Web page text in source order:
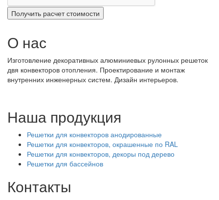
О нас
Изготовление декоративных алюминиевых рулонных решеток
двя конвекторов отопления. Проектирование и монтаж
внутренних инженерных систем. Дизайн интерьеров.
Наша продукция
Решетки для конвекторов анодированные
Решетки для конвекторов, окрашенные по RAL
Решетки для конвекторов, декоры под дерево
Решетки для бассейнов
Контакты